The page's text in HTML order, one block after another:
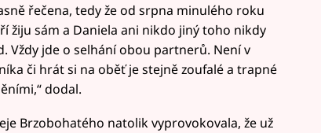
řečena, tedy že od srpna minulého roku
žiju sám a Daniela ani nikdo jiný toho nikdy
Vždy jde o selhání obou partnerů. Není v
či hrát si na oběť je stejně zoufalé a trapné
dodal.
Brzobohatého natolik vyprovokovala, že už